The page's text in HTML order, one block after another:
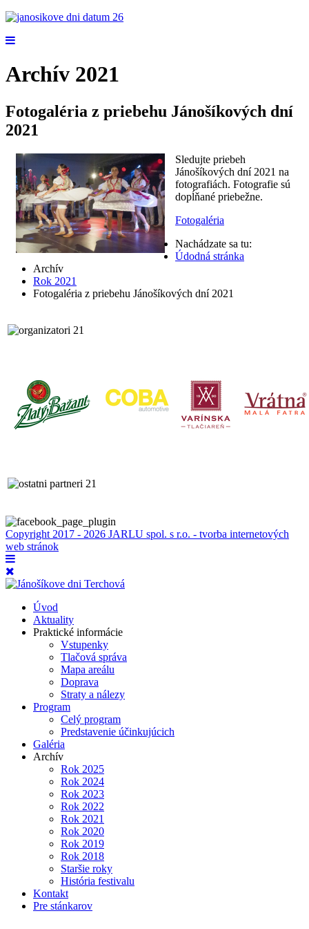
Archív 2021
Fotogaléria z priebehu Jánošíkových dní
2021
Sledujte priebeh
Jánošíkových dní 2021 na
fotografiách. Fotografie sú
dopĺňané priebežne.
Fotogaléria
Nachádzate sa tu:
Údodná stránka
Archív
Rok 2021
Fotogaléria z priebehu Jánošíkových dní 2021
Copyright 2017 - 2026 JARLU spol. s r.o. - tvorba internetových
web stránok
Úvod
Aktuality
Praktické informácie
Vstupenky
Tlačová správa
Mapa areálu
Doprava
Straty a nálezy
Program
Celý program
Predstavenie účinkujúcich
Galéria
Archív
Rok 2025
Rok 2024
Rok 2023
Rok 2022
Rok 2021
Rok 2020
Rok 2019
Rok 2018
Staršie roky
História festivalu
Kontakt
Pre stánkarov